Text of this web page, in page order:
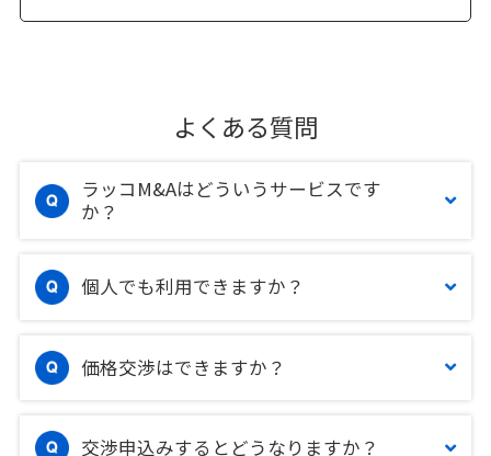
よくある質問
ラッコM&Aはどういうサービスです
か？
個人でも利用できますか？
価格交渉はできますか？
交渉申込みするとどうなりますか？